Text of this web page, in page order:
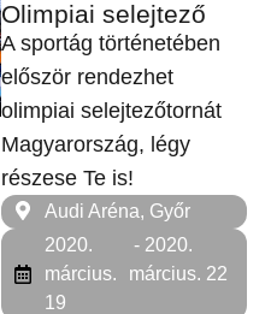
Olimpiai selejtező
A sportág történetében
először rendezhet
olimpiai selejtezőtornát
Magyarország, légy
részese Te is!
Audi Aréna, Győr
2020.
március.
19
- 2020.
március. 22